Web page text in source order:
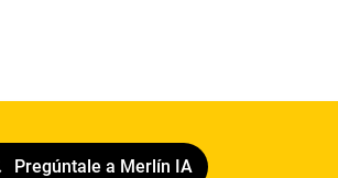
Pregúntale a Merlín IA